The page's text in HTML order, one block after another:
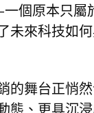
個原本只屬
來科技如
的舞台正悄
、更具沉